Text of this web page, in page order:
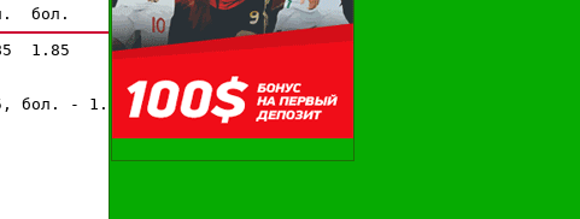
1.85
бол. - 1.85